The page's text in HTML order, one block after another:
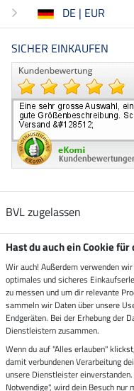
DE | EUR
SICHER EINKAUFEN
BVL zugelassen
Zustellung durch
Sicher bezahlen mit
Hast du auch ein Cookie für
Wir auch! Außerdem verwenden
optimales und sicheres
zu messen und um dir relevante
sammeln wir Daten über unsere
Endgeräten. Bei der Erhebung der
Dienstleistern zusammen.
Wenn du auf "Alles erlauben"
damit verbundenen Verarbeitung
unsere Dienstleister
Notwendige", wird dein Besuch